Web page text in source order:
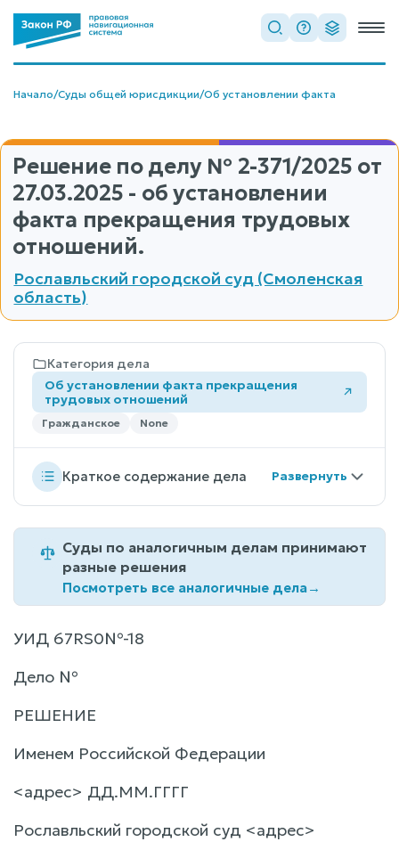
Начало/Суды общей юрисдикции/Об установлении факта
Решение по делу № 2-371/2025 от
27.03.2025 - об установлении
факта прекращения трудовых
отношений.
Рославльский городской суд (Смоленская
область)
Категория дела
Об установлении факта прекращения
трудовых отношений
Гражданское None
Краткое содержание дела
Суды по аналогичным делам принимают
разные решения
Посмотреть все аналогичные дела→
УИД 67RS0№-18
Дело №
РЕШЕНИЕ
Именем Российской Федерации
<адрес> ДД.ММ.ГГГГ
Рославльский городской суд <адрес>